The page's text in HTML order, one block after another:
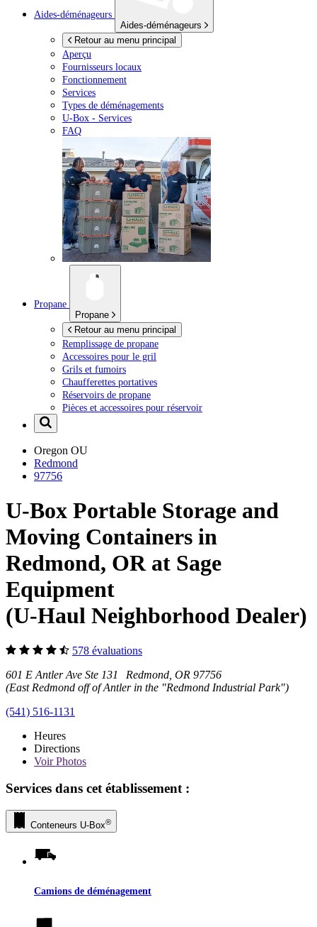
Aides-déménageurs
Aides-déménageurs
Retour au menu principal
Aperçu
Fournisseurs locaux
Fonctionnement
Services
Types de déménagements
U-Box - Services
FAQ
Propane
Propane
Retour au menu principal
Remplissage de propane
Accessoires pour le gril
Grils et fumoirs
Chaufferettes portatives
Réservoirs de propane
Pièces et accessoires pour réservoir
Oregon OU
Redmond
97756
U-Box Portable Storage and
Moving Containers in
Redmond, OR at Sage
Equipment
(U-Haul Neighborhood Dealer)
578 évaluations
601 E Antler Ave Ste 131 Redmond, OR 97756
(East Redmond off of Antler in the "Redmond Industrial Park")
(541) 516-1131
Heures
Directions
VoirPhotos
Services dans cet établissement :
Conteneurs U-Box®
Camions de déménagement